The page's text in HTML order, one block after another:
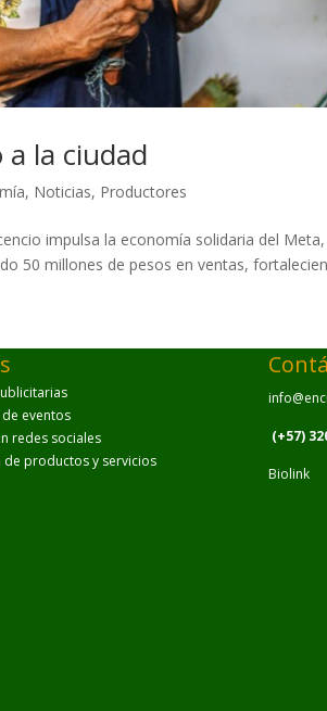
la ciudad
, Noticias, Productores
impulsa la economía solidaria del
50 millones de pesos en ventas,
eventos
redes sociales
de productos y servicios
(+57)
Biolink